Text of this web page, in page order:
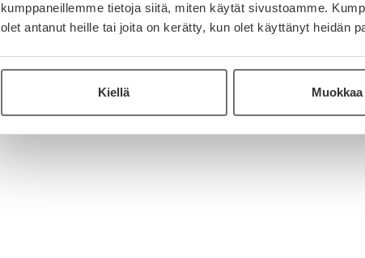
kumppaneillemme tietoja siitä, miten käytät sivustoamme.
olet antanut heille tai joita on kerätty, kun olet käyttänyt heidän
Kiellä Muokkaa